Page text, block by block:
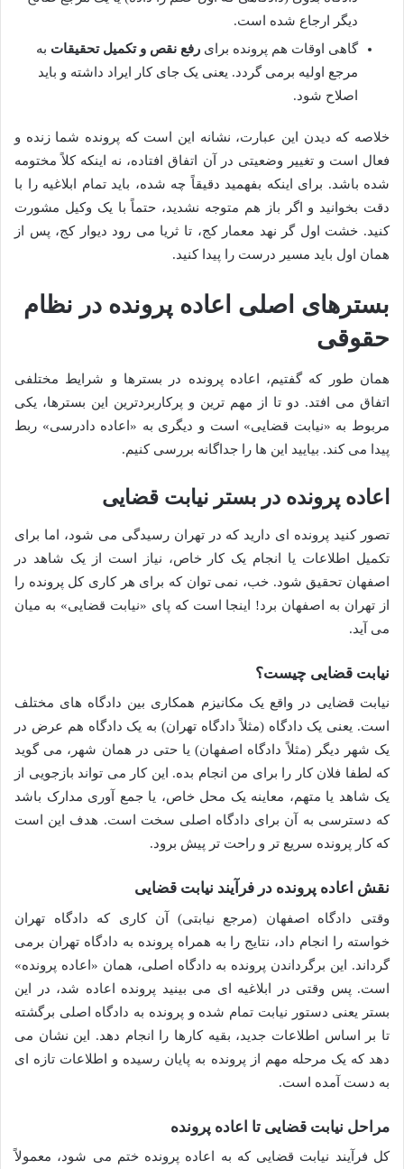
دیگر ارجاع شده است.
گاهی اوقات هم پرونده برای رفع نقص و تکمیل تحقیقات به
مرجع اولیه برمی گردد. یعنی یک جای کار ایراد داشته و باید
اصلاح شود.
خلاصه که دیدن این عبارت، نشانه این است که پرونده شما زنده و
فعال است و تغییر وضعیتی در آن اتفاق افتاده، نه اینکه کلاً مختومه
شده باشد. برای اینکه بفهمید دقیقاً چه شده، باید تمام ابلاغیه را با
دقت بخوانید و اگر باز هم متوجه نشدید، حتماً با یک وکیل مشورت
کنید. خشت اول گر نهد معمار کج، تا ثریا می رود دیوار کج، پس از
همان اول باید مسیر درست را پیدا کنید.
بسترهای اصلی اعاده پرونده در نظام
حقوقی
همان طور که گفتیم، اعاده پرونده در بسترها و شرایط مختلفی
اتفاق می افتد. دو تا از مهم ترین و پرکاربردترین این بسترها، یکی
مربوط به «نیابت قضایی» است و دیگری به «اعاده دادرسی» ربط
پیدا می کند. بیایید این ها را جداگانه بررسی کنیم.
اعاده پرونده در بستر نیابت قضایی
تصور کنید پرونده ای دارید که در تهران رسیدگی می شود، اما برای
تکمیل اطلاعات یا انجام یک کار خاص، نیاز است از یک شاهد در
اصفهان تحقیق شود. خب، نمی توان که برای هر کاری کل پرونده را
از تهران به اصفهان برد! اینجا است که پای «نیابت قضایی» به میان
می آید.
نیابت قضایی چیست؟
نیابت قضایی در واقع یک مکانیزم همکاری بین دادگاه های مختلف
است. یعنی یک دادگاه (مثلاً دادگاه تهران) به یک دادگاه هم عرض در
یک شهر دیگر (مثلاً دادگاه اصفهان) یا حتی در همان شهر، می گوید
که لطفا فلان کار را برای من انجام بده. این کار می تواند بازجویی از
یک شاهد یا متهم، معاینه یک محل خاص، یا جمع آوری مدارک باشد
که دسترسی به آن برای دادگاه اصلی سخت است. هدف این است
که کار پرونده سریع تر و راحت تر پیش برود.
نقش اعاده پرونده در فرآیند نیابت قضایی
وقتی دادگاه اصفهان (مرجع نیابتی) آن کاری که دادگاه تهران
خواسته را انجام داد، نتایج را به همراه پرونده به دادگاه تهران برمی
گرداند. این برگرداندن پرونده به دادگاه اصلی، همان «اعاده پرونده»
است. پس وقتی در ابلاغیه ای می بینید پرونده اعاده شد، در این
بستر یعنی دستور نیابت تمام شده و پرونده به دادگاه اصلی برگشته
تا بر اساس اطلاعات جدید، بقیه کارها را انجام دهد. این نشان می
دهد که یک مرحله مهم از پرونده به پایان رسیده و اطلاعات تازه ای
به دست آمده است.
مراحل نیابت قضایی تا اعاده پرونده
کل فرآیند نیابت قضایی که به اعاده پرونده ختم می شود، معمولاً